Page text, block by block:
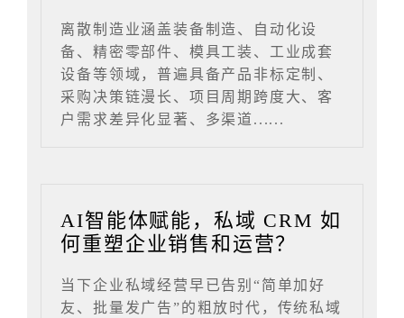
离散制造业涵盖装备制造、自动化设
备、精密零部件、模具工装、工业成套
设备等领域，普遍具备产品非标定制、
采购决策链漫长、项目周期跨度大、客
户需求差异化显著、多渠道......
AI智能体赋能，私域 CRM 如
何重塑企业销售和运营？
当下企业私域经营早已告别“简单加好
友、批量发广告”的粗放时代，传统私域